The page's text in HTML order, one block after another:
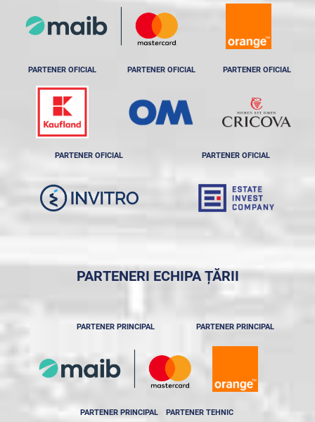
PARTENER OFICIAL PARTENER OFICIAL PARTENER OFICIAL
PARTENER OFICIAL PARTENER OFICIAL
PARTENERI ECHIPA ȚĂRII
PARTENER PRINCIPAL PARTENER PRINCIPAL
PARTENER PRINCIPAL PARTENER TEHNIC